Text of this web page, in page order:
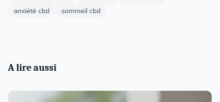
anxiété cbd
sommeil cbd
A lire aussi